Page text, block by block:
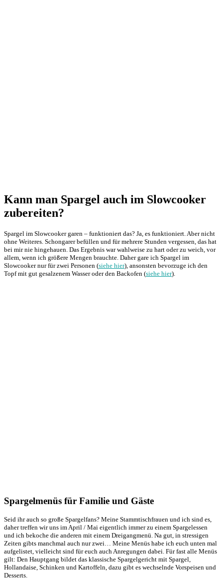
Kann man Spargel auch im Slowcooker
zubereiten?
Spargel im Slowcooker garen – funktioniert das? Ja, es funktioniert. Aber nicht
ohne Weiteres. Schongarer befüllen und für mehrere Stunden vergessen, das hat
bei mir nie hingehauen. Das Ergebnis war wahlweise zu hart oder zu weich, vor
allem, wenn ich größere Mengen brauchte. Daher gare ich Spargel im
Slowcooker nur für zwei Personen (siehe hier), ansonsten bevorzuge ich den
Topf mit gut gesalzenem Wasser oder den Backofen (siehe hier).
Spargelmenüs für Familie und Gäste
Seid ihr auch so große Spargelfans? Meine Stammtischfrauen und ich sind es,
daher treffen wir uns im April / Mai eigentlich immer zu einem Spargelessen
und ich bekoche die anderen mit einem Dreigangmenü. Na gut, in stressigen
Zeiten gibts manchmal auch nur zwei… Meine Menüs habe ich euch unten mal
aufgelistet, vielleicht sind für euch auch Anregungen dabei. Für fast alle Menüs
gilt: Den Hauptgang bildet das klassische Spargelgericht mit Spargel,
Hollandaise, Schinken und Kartoffeln, dazu gibt es wechselnde Vorspeisen und
Desserts.